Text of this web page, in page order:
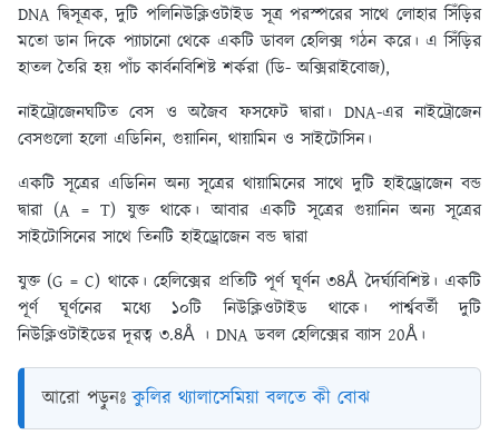
DNA দ্বিসূত্রক, দুটি পলিনিউক্লিওটাইড সূত্র পরস্পরের সাথে লোহার সিঁড়ির
মতো ডান দিকে প্যাচানো থেকে একটি ডাবল হেলিক্স গঠন করে। এ সিঁড়ির
হাতল তৈরি হয় পাঁচ কার্বনবিশিষ্ট শর্করা (ডি- অক্সিরাইবোজ),
নাইট্রোজেনঘটিত বেস ও অজৈব ফসফেট দ্বারা। DNA-এর নাইট্রোজেন
বেসগুলো হলো এডিনিন, গুয়ানিন, থায়ামিন ও সাইটোসিন।
একটি সূত্রের এডিনিন অন্য সূত্রের থায়ামিনের সাথে দুটি হাইড্রোজেন বন্ড
দ্বারা (A = T) যুক্ত থাকে। আবার একটি সূত্রের গুয়ানিন অন্য সূত্রের
সাইটোসিনের সাথে তিনটি হাইড্রোজেন বন্ড দ্বারা
যুক্ত (G = C) থাকে। হেলিক্সের প্রতিটি পূর্ণ ঘূর্ণন ৩৪Å দৈর্ঘ্যবিশিষ্ট। একটি
পূর্ণ ঘূর্ণনের মধ্যে ১০টি নিউক্লিওটাইড থাকে। পার্শ্ববর্তী দুটি
নিউক্লিওটাইডের দূরত্ব ৩.৪Å । DNA ডবল হেলিক্সের ব্যাস 20Å।
আরো পড়ুনঃকুলির থ্যালাসেমিয়া বলতে কী বোঝ